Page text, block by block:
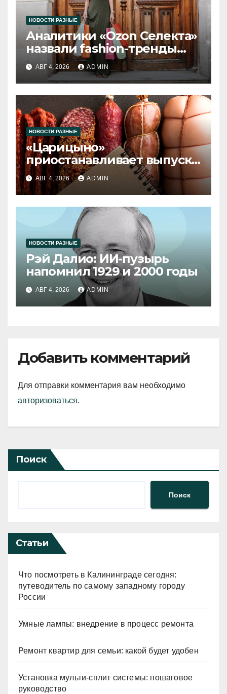
НОВОСТИ РАЗНЫЕ
Аналитики «Ozon Селекта»
назвали fashion-тренды
2026 года
АВГ 4, 2026 ADMIN
НОВОСТИ РАЗНЫЕ
«Царицыно»
приостанавливает выпуск
продукции
АВГ 4, 2026 ADMIN
НОВОСТИ РАЗНЫЕ
Рэй Далио: ИИ-пузырь
напомнил 1929 и 2000 годы
АВГ 4, 2026 ADMIN
Добавить комментарий
Для отправки комментария вам необходимо
авторизоваться.
Поиск
Поиск
Статьи
Что посмотреть в Калининграде сегодня:
путеводитель по самому западному городу
России
Умные лампы: внедрение в процесс ремонта
Ремонт квартир для семьи: какой будет удобен
Установка мульти-сплит системы: пошаговое
руководство